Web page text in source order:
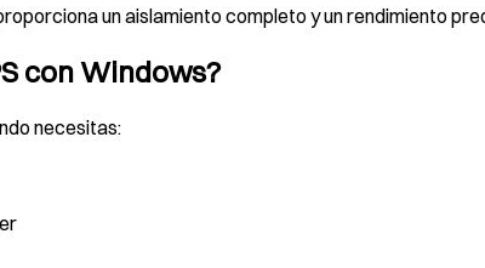
un aislamiento completo y un rendimiento
con Windows?
necesitas: